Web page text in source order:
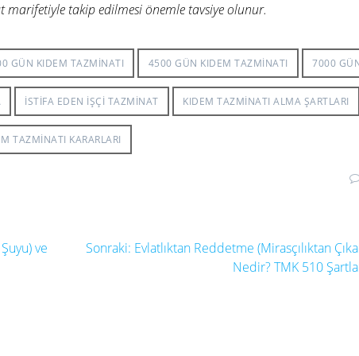
marifetiyle takip edilmesi önemle tavsiye olunur.
GÜN KIDEM TAZMINATI 4500 GÜN KIDEM TAZMINATI 7000
ISTIFA EDEN IŞÇI TAZMINAT KIDEM TAZMINATI ALMA ŞARTLARI
TAZMINATI KARARLARI
ve
Sonraki: Sonraki
Evlatlıktan Reddetme (Mirasçılıktan
Nedir? TMK 510